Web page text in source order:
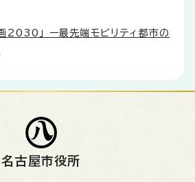
2030」 ー最先端モビリティ都市の
名古屋市役所